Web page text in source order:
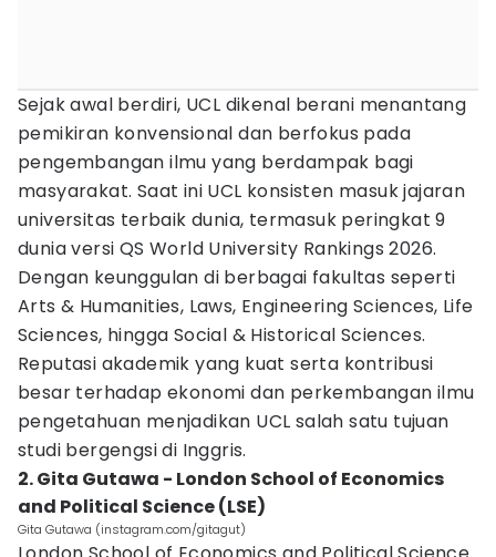
Sejak awal berdiri, UCL dikenal berani menantang
pemikiran konvensional dan berfokus pada
pengembangan ilmu yang berdampak bagi
masyarakat. Saat ini UCL konsisten masuk jajaran
universitas terbaik dunia, termasuk peringkat 9
dunia versi QS World University Rankings 2026.
Dengan keunggulan di berbagai fakultas seperti
Arts & Humanities, Laws, Engineering Sciences, Life
Sciences, hingga Social & Historical Sciences.
Reputasi akademik yang kuat serta kontribusi
besar terhadap ekonomi dan perkembangan ilmu
pengetahuan menjadikan UCL salah satu tujuan
studi bergengsi di Inggris.
2. Gita Gutawa - London School of Economics
and Political Science (LSE)
Gita Gutawa (instagram.com/gitagut)